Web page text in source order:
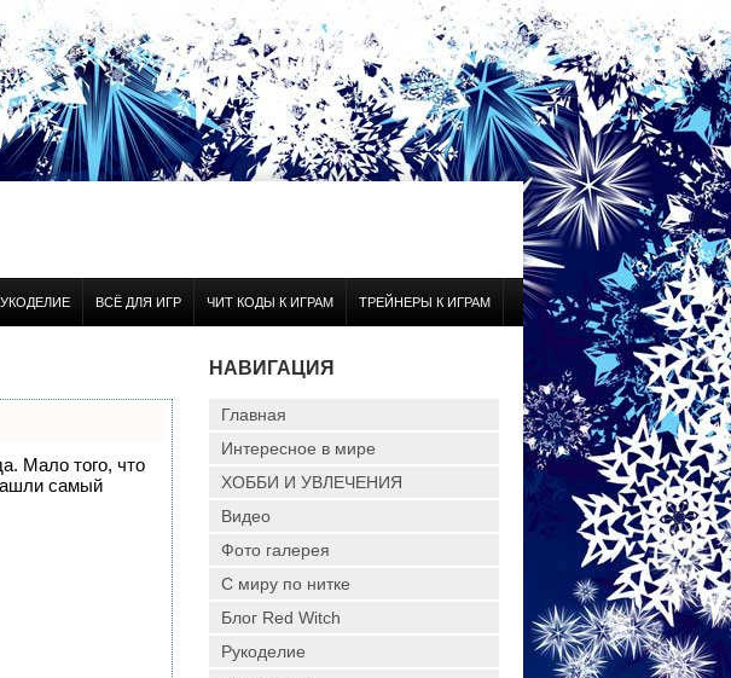
ВСЁ ДЛЯ ИГР ЧИТ КОДЫ К ИГРАМ ТРЕЙНЕРЫ К ИГРАМ
Мало того, что
самый
НАВИГАЦИЯ
Главная
Интересное в мире
ХОББИ И УВЛЕЧЕНИЯ
Видео
Фото галерея
С миру по нитке
Блог Red Witch
Рукоделие